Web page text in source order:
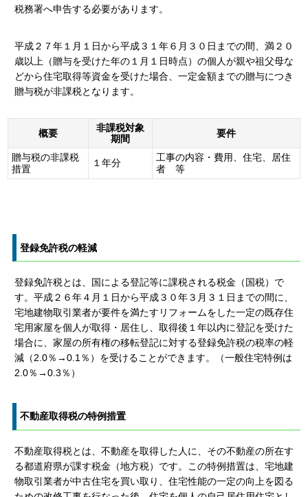
税務署へ申告する必要があります。
平成２７年１月１日から平成３１年６月３０日までの間、満２０
歳以上（贈与を受けた年の１月１日時点）の個人が親や祖父母な
どから住宅取得等資金を受けた場合、一定金額までの贈与につき
贈与税が非課税となります。
概要
非課税対象
期間
要件
贈与税の非課税
措置
１年分
工事の内容・費用、住宅、居住
者 等
登録免許税の軽減
登録免許税とは、国による登記等に課税される税金（国税）で
す。平成２６年４月１日から平成３０年３月３１日までの間に、
宅地建物取引業者が要件を満たすリフォームをした一定の既存住
宅用家屋を個人が取得・居住し、取得後１年以内に登記を受けた
場合に、家屋の所有権の移転登記に対する登録免許税の税率の軽
減（2.0％→0.1％）を受けることができます。（一般住宅特例は
2.0％→0.3％）
不動産取得税の特例措置
不動産取得税とは、不動産を取得した人に、その不動産の所在す
る都道府県が課す税金（地方税）です。この特例措置は、宅地建
物取引業者が中古住宅を買い取り、住宅性能の一定の向上を図る